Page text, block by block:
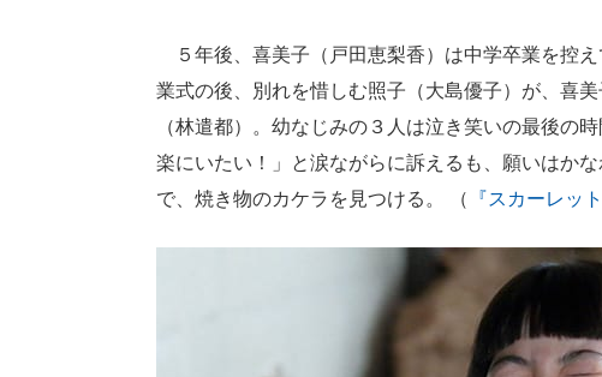
５年後、喜美子（戸田恵梨香）は中学卒業を控
業式の後、別れを惜しむ照子（大島優子）が、喜
（林遣都）。幼なじみの３人は泣き笑いの最後の
楽にいたい！」と涙ながらに訴えるも、願いはか
で、焼き物のカケラを見つける。 （
『スカーレッ